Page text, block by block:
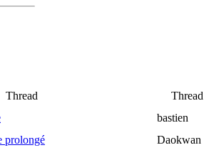
Thread
bastien
prolongé
Daokwan